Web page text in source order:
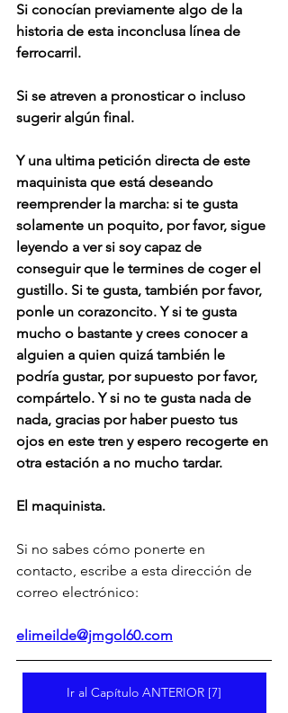
Si conocían previamente algo de la
historia de esta inconclusa línea de
ferrocarril.
Si se atreven a pronosticar o incluso
sugerir algún final.
Y una ultima petición directa de este
maquinista que está deseando
reemprender la marcha: si te gusta
solamente un poquito, por favor, sigue
leyendo a ver si soy capaz de
conseguir que le termines de coger el
gustillo. Si te gusta, también por favor,
ponle un corazoncito. Y si te gusta
mucho o bastante y crees conocer a
alguien a quien quizá también le
podría gustar, por supuesto por favor,
compártelo. Y si no te gusta nada de
nada, gracias por haber puesto tus
ojos en este tren y espero recogerte en
otra estación a no mucho tardar.
El maquinista.
Si no sabes cómo ponerte en
contacto, escribe a esta dirección de
correo electrónico:
elimeilde@jmgol60.com
Ir al Capítulo ANTERIOR [7]